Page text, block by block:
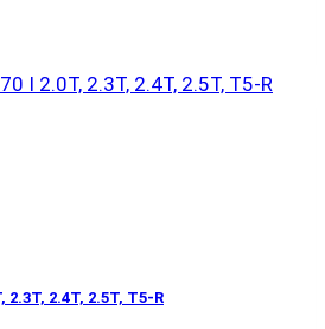
2.3T, 2.4T, 2.5T, T5-R